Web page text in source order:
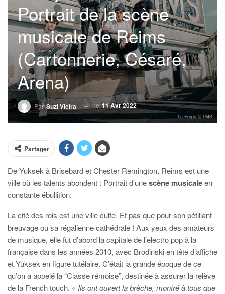
Portrait de la scène
musicale de Reims
(Cartonnerie, Césaré,
Arena)
ParSuzi Vieira le 11 Avr 2022
La Forge © LMS
Partager
De Yuksek à Brisebard et Chester Remington, Reims est une
ville où les talents abondent : Portrait d’unescène musicaleen
constante ébullition.
La cité des rois est une ville culte. Et pas que pour son pétillant
breuvage ou sa régalienne cathédrale ! Aux yeux des amateurs
de musique, elle fut d’abord la capitale de l’electro pop à la
française dans les années 2010, avec Brodinski en tête d’affiche
et Yuksek en figure tutélaire. C’était la grande époque de ce
qu’on a appelé la “Classe rémoise”, destinée à assurer la relève
de la French touch. « Ils ont ouvert la brèche, montré à tous que